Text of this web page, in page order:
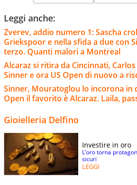
Leggi anche:
Zverev, addio numero 1: Sascha
Griekspoor e nella sfida a due con
terzo. Quanti malori a Montreal
Alcaraz si ritira da Cincinnati,
Sinner e ora US Open di nuovo a
Sinner, Mouratoglou lo incorona in
Open il favorito è Alcaraz. Laila,
Gioielleria Delfino
Investire in oro
L’oro torna
sicuri
LEGGI